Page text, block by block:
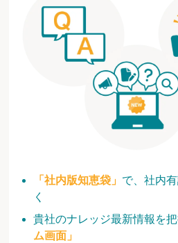
「社内版知恵袋」 で、社内
く
貴社のナレッジ最新情報を
ム画面」